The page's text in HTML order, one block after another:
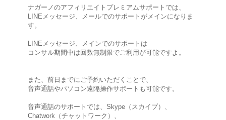
ナガーノのアフィリエイトプレミアムサポートでは、
LINEメッセージ、メールでのサポートがメインになりま
す。
LINEメッセージ、メインでのサポートは
コンサル期間中は回数無制限でご利用が可能ですよ。
また、前日までにご予約いただくことで、
音声通話やパソコン遠隔操作サポートも可能です。
音声通話のサポートでは、Skype（スカイプ）、
Chatwork（チャットワーク）、